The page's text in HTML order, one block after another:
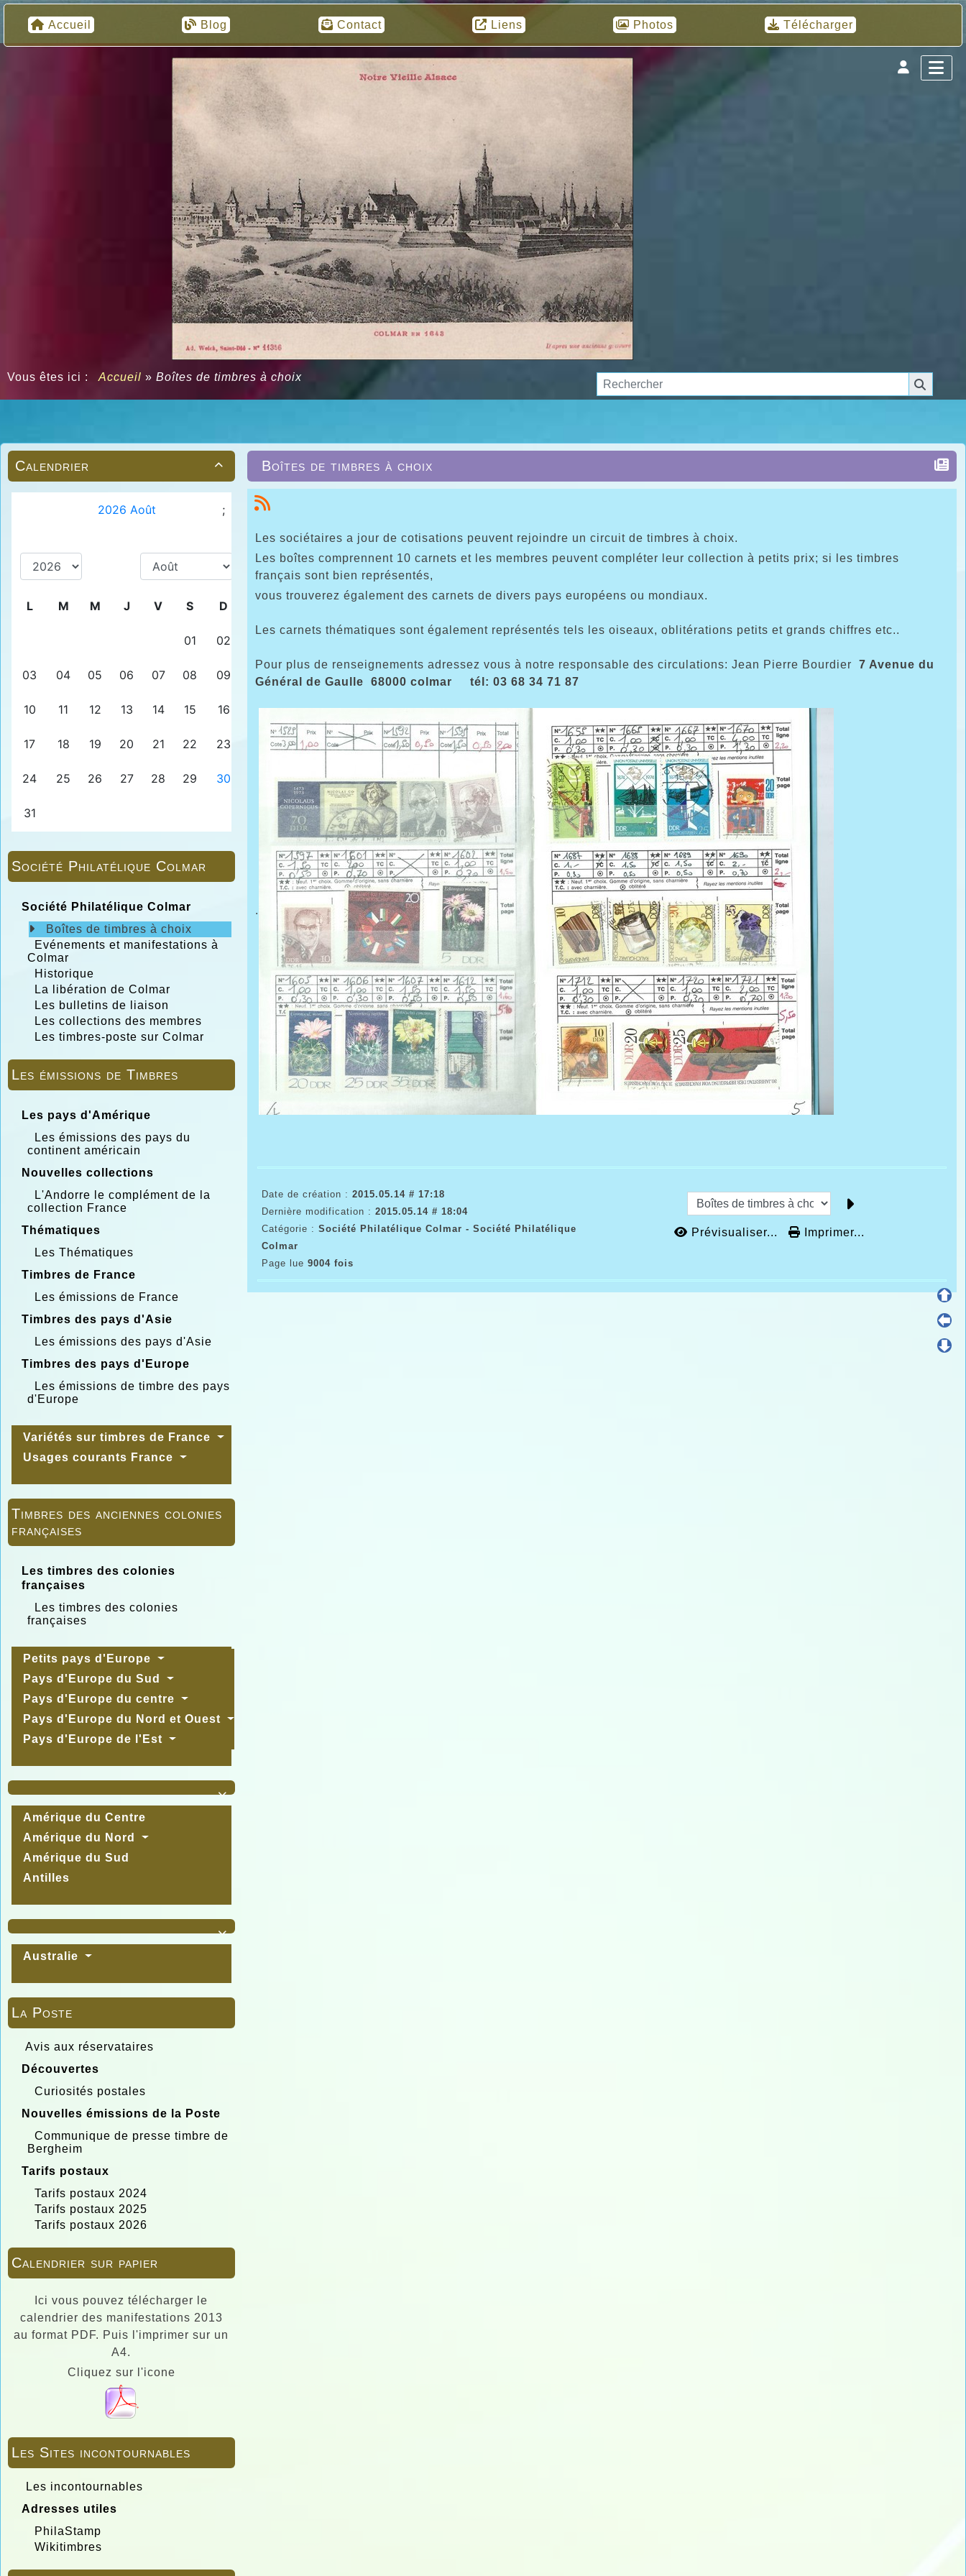
Accueil Blog Contact Liens Photos Télécharger
Vous êtes ici : Accueil » Boîtes de timbres à choix

Calendrier
Société Philatélique Colmar
Société Philatélique Colmar
Boîtes de timbres à choix
Evénements et manifestations à
Colmar
Historique
La libération de Colmar
Les bulletins de liaison
Les collections des membres
Les timbres-poste sur Colmar
Les émissions de Timbres
Les pays d'Amérique
Les émissions des pays du
continent américain
Nouvelles collections
L'Andorre le complément de la
collection France
Thématiques
Les Thématiques
Timbres de France
Les émissions de France
Timbres des pays d'Asie
Les émissions des pays d'Asie
Timbres des pays d'Europe
Les émissions de timbre des pays
d'Europe
Variétés sur timbres de France
Usages courants France
Timbres des anciennes colonies
françaises
Les timbres des colonies
françaises
Les timbres des colonies
françaises
Petits pays d'Europe
Pays d'Europe du Sud
Pays d'Europe du centre
Pays d'Europe du Nord et Ouest
Pays d'Europe de l'Est

Amérique du Centre
Amérique du Nord
Amérique du Sud
Antilles

Australie
La Poste
Avis aux réservataires
Découvertes
Curiosités postales
Nouvelles émissions de la Poste
Communique de presse timbre de
Bergheim
Tarifs postaux
Tarifs postaux 2024
Tarifs postaux 2025
Tarifs postaux 2026
Calendrier sur papier
Ici vous pouvez télécharger le
calendrier des manifestations 2013
au format PDF. Puis l'imprimer sur un
A4.
Cliquez sur l'icone
Les Sites incontournables
Les incontournables
Adresses utiles
PhilaStamp
Wikitimbres
Boîtes de timbres à choix
Les sociétaires a jour de cotisations peuvent rejoindre un circuit de timbres à choix.
Les boîtes comprennent 10 carnets et les membres peuvent compléter leur collection à petits prix; si les timbres
français sont bien représentés,
vous trouverez également des carnets de divers pays européens ou mondiaux.
Les carnets thématiques sont également représentés tels les oiseaux, oblitérations petits et grands chiffres etc..
Pour plus de renseignements adressez vous à notre responsable des circulations: Jean Pierre Bourdier 7 Avenue du
Général de Gaulle 68000 colmar tél: 03 68 34 71 87
.
Date de création : 2015.05.14 # 17:18
Dernière modification : 2015.05.14 # 18:04
Catégorie : Société Philatélique Colmar - Société Philatélique
Colmar
Page lue 9004 fois
Prévisualiser... Imprimer...